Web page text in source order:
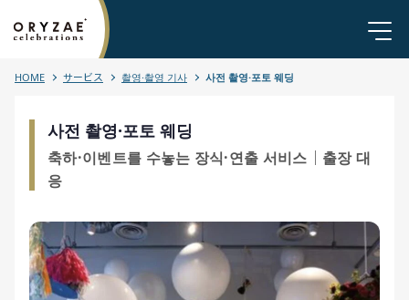
HOME サービス 촬영·촬영 기사 사전 촬영·포토 웨딩
사전 촬영·포토 웨딩
축하·이벤트를 수놓는 장식·연출 서비스｜출장 대
응